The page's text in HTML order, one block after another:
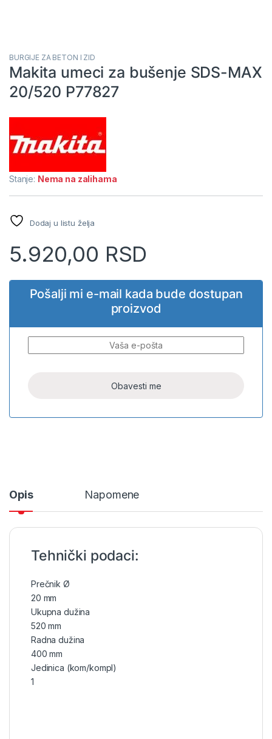
BURGIJE ZA BETON I ZID
Makita umeci za bušenje SDS-MAX
20/520 P77827
Stanje: Nema na zalihama
Dodaj u listu želja
5.920,00 RSD
Pošalji mi e-mail kada bude dostupan
proizvod
Opis Napomene
Tehnički podaci:
Prečnik Ø
20 mm
Ukupna dužina
520 mm
Radna dužina
400 mm
Jedinica (kom/kompl)
1